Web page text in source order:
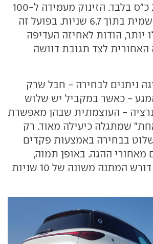
שמציעות כ-200 כ"ס בלבד. הזינוק מעמידה ל-100
קמ"ש מסתיים רשמית בתוך 6.7 שניות. בפועל זה
יותר, הודות לאחיזה העדיפה
לצד תגובת דוושה
ניתנים לבחירה - חבל שרק
- כאשר במקביל יש שלוש
- העוצמתית שבהן מאפשרת
שמתגלה כיעילה מאוד. רק
בבחירה באמצעות פקדים
מאחורי ההגה. באופן תמוה,
המעבר למצב זה דורש המתנה משונה של 10 שניות